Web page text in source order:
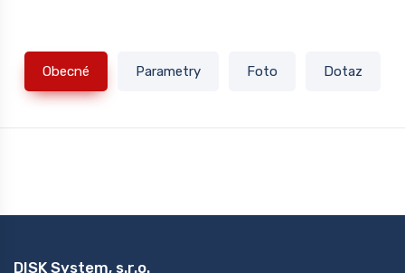
Obecné Parametry Foto Dotaz
DISK System, s.r.o.